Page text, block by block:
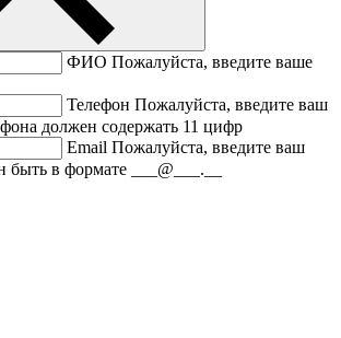
ФИО Пожалуйста, введите ваше
Телефон Пожалуйста, введите ваш
должен содержать 11 цифр
Email Пожалуйста, введите ваш
быть в формате ___@___.__